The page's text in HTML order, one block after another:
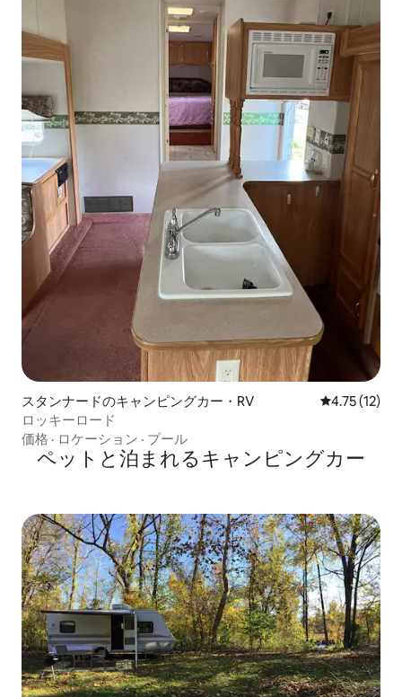
スタンナードのキャンピングカー・RV レビュー12
4.75 (12)
ロッキーロード
価格 · ロケーション · プール
ペットと泊まれるキャンピングカー